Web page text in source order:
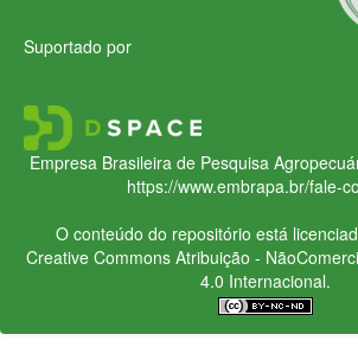
Suportado por
Empresa Brasileira de Pesquisa
https://www.embrapa.br/fale-
O conteúdo do repositório está
Creative CommonsAtribuição -
4.0 Internacional.